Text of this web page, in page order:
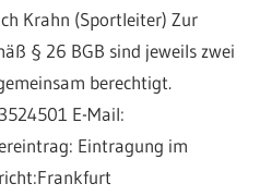
Krahn (Sportleiter) Zur
§ 26 BGB sind jeweils zwei
berechtigt.
E-Mail:
Eintragung im